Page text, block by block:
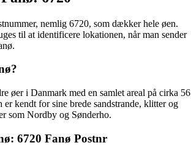
nemlig 6720, som dækker hele øen.
til at identificere lokationen, når man sender
øer i Danmark med en samlet areal på cirka 56
kendt for sine brede sandstrande, klitter og
som Nordby og Sønderho.
6720 Fanø Postnr